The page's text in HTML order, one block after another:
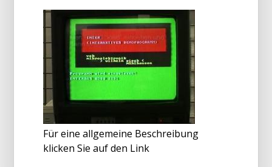
Für eine allgemeine Beschreibung
klicken Sie auf den Link